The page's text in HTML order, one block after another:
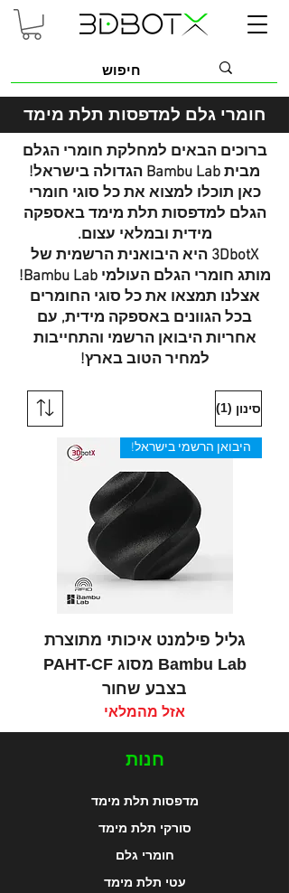
חומרי גלם למדפסות תלת מימד
ברוכים הבאים למחלקת חומרי הגלם
מבית Bambu Lab הגדולה בישראל!
כאן תוכלו למצוא את כל סוגי חומרי
הגלם למדפסות תלת מימד באספקה
מידית ובמלאי עצום.
3DbotX היא היבואנית הרשמית של
מותג חומרי הגלם העולמי Bambu Lab!
אצלנו תמצאו את כל סוגי החומרים
בכל הגוונים באספקה מידית, עם
אחריות היבואן הרשמי והתחייבות
למחיר הטוב בארץ!
סינון (1)
היבואן הרשמי בישראל!
גליל פילמנט איכותי מתוצרת
Bambu Lab מסוג PAHT-CF
בצבע שחור
אזל מהמלאי
חנות
מדפסות תלת מימד
סורקי תלת מימד
חומרי גלם
עטי תלת מימד